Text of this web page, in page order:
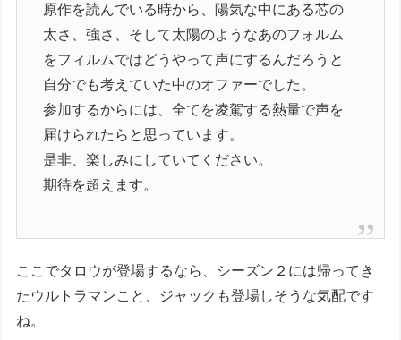
原作を読んでいる時から、陽気な中にある芯の
太さ、強さ、そして太陽のようなあのフォルム
をフィルムではどうやって声にするんだろうと
自分でも考えていた中のオファーでした。
参加するからには、全てを凌駕する熱量で声を
届けられたらと思っています。
是非、楽しみにしていてください。
期待を超えます。
ここでタロウが登場するなら、シーズン２には帰ってき
たウルトラマンこと、ジャックも登場しそうな気配です
ね。